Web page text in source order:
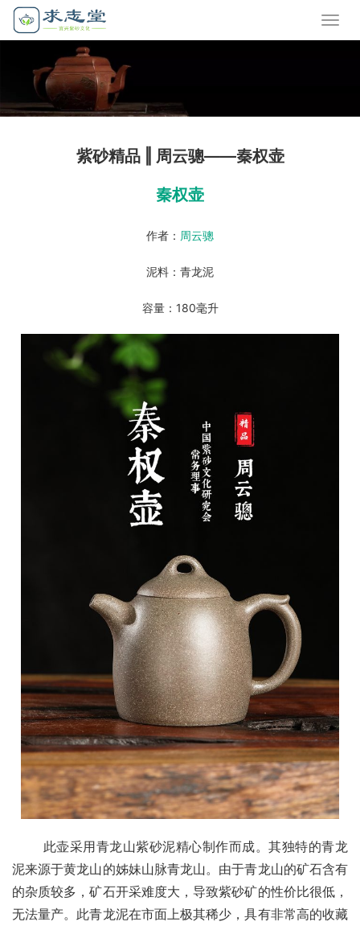
紫砂精品 ‖ 周云骢——秦权壶
秦权壶
作者： 周云骢
泥料：青龙泥
容量：180毫升
泥来源于黄龙山的姊妹山脉青龙山。由于青龙山的矿石含有
的杂质较多，矿石开采难度大，导致紫砂矿的性价比很低，
无法量产。此青龙泥在市面上极其稀少，具有非常高的收藏